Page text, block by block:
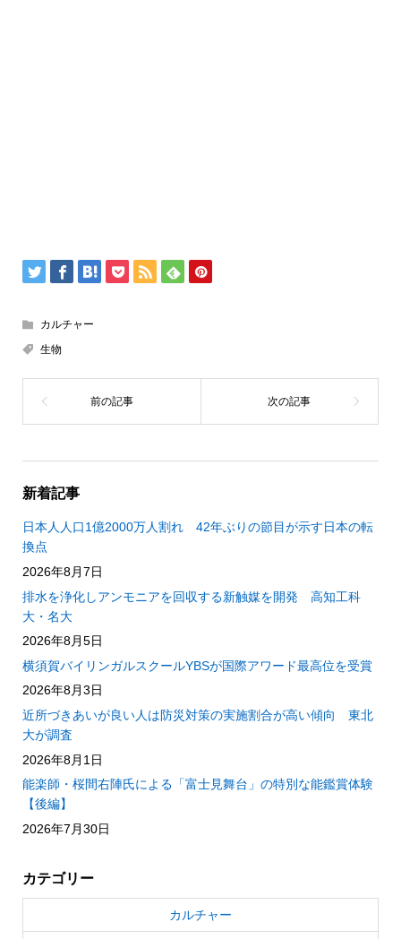
カルチャー
生物
新着記事
日本人人口1億2000万人割れ 42年ぶりの節目が示す日本の転
換点
2026年8月7日
排水を浄化しアンモニアを回収する新触媒を開発 高知工科
大・名大
2026年8月5日
横須賀バイリンガルスクールYBSが国際アワード最高位を受賞
2026年8月3日
近所づきあいが良い人は防災対策の実施割合が高い傾向 東北
大が調査
2026年8月1日
能楽師・桜間右陣氏による「富士見舞台」の特別な能鑑賞体験
【後編】
2026年7月30日
カテゴリー
カルチャー